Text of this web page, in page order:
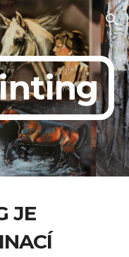
Skip to navigation
JE